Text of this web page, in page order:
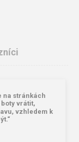
pánské pěnové
INBLU khaki
210,00 Kč
na stránkách
vrátit,
vzhledem k